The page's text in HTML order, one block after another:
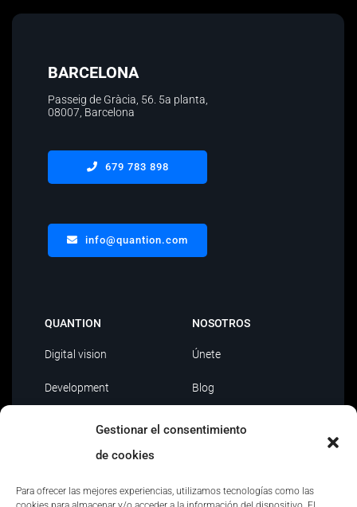
Gestionar el consentimiento
de cookies
Para ofrecer las mejores experiencias, utilizamos tecnologías como las
BARCELONA
Passeig de Gràcia, 56. 5a planta
08007, Barcelona
679 783 898
info@quantion.com
QUANTION
Digital vision
Development
Outsourcing IT
NOSOTROS
Únete
Blog